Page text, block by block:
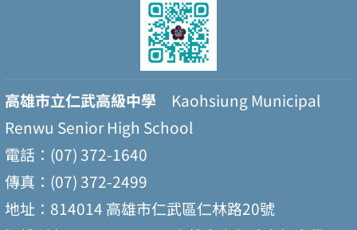
高雄市立仁武高級中學 Kaohsiung Municipal
Renwu Senior High School
電話：(07) 372-1640
傳真：(07) 372-2499
地址：814014 高雄市仁武區仁林路20號